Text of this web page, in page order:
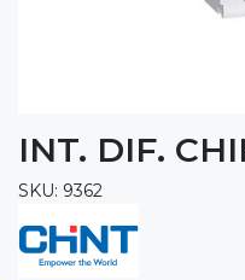
INT. DIF.
SKU: 9362